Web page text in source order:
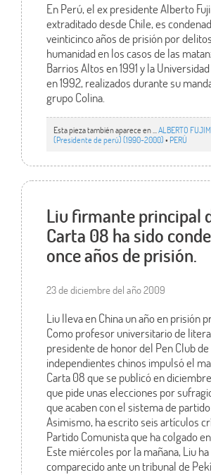
En Perú, el ex presidente Alberto
extraditado desde Chile, es
veinticinco años de prisión por
humanidad en los casos de las
Barrios Altos en 1991 y la
en 1992, realizados durante su
grupo Colina.
Esta pieza también aparece en ... ALBERTO
(Presidente de perú) (1990-2000)• PERÚ
Liu firmante principal
Carta 08 ha sido
once años de prisión.
23 de diciembre del año 2009
Liu lleva en China un año en prisión
Como profesor universitario de
presidente de honor del Pen Club
independientes chinos impulsó el
Carta 08 que se publicó en
que pide unas elecciones por
que acaben con el sistema de partido
Asimismo, ha escrito seis artículos
Partido Comunista que ha colgado
Este miércoles por la mañana, Liu ha
comparecido ante un tribunal de